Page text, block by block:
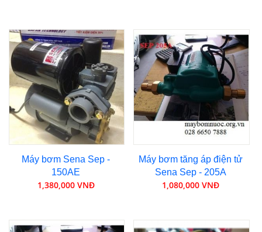
Máy bơm Sena Sep -
150AE
1,380,000 VNĐ
Máy bơm tăng áp điện tử
Sena Sep - 205A
1,080,000 VNĐ